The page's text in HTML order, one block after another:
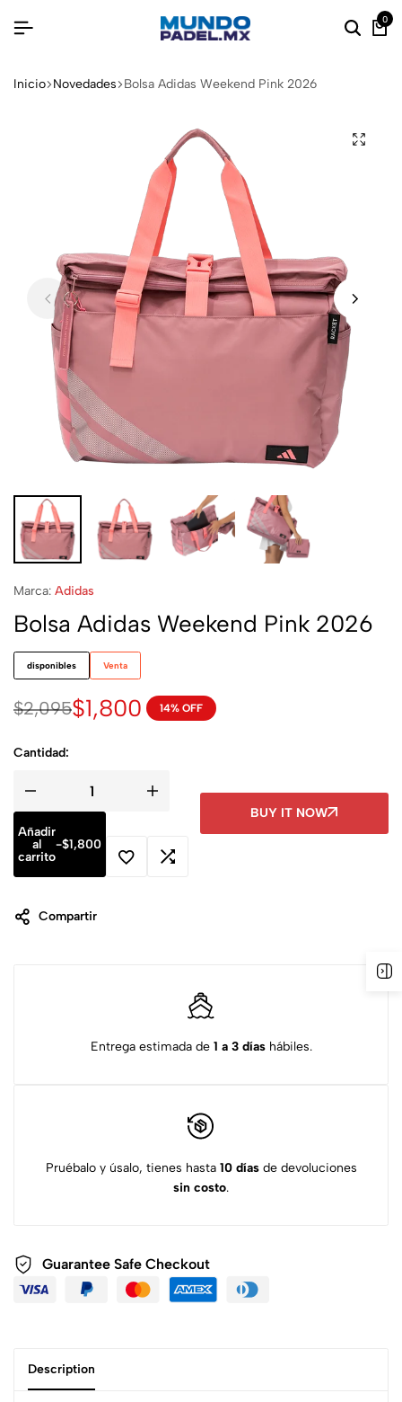
0
Inicio Novedades Bolsa Adidas Weekend Pink 2026
Marca: Adidas
Bolsa Adidas Weekend Pink 2026
disponibles Venta
$2,095$1,800 14% OFF
Cantidad:
Añadir
al
carrito
-$1,800
BUY IT NOW
Compartir
Entrega estimada de 1 a 3 díashábiles.
Pruébalo y úsalo, tienes hasta 10 díasde devoluciones
sin costo.
Guarantee Safe Checkout
Description